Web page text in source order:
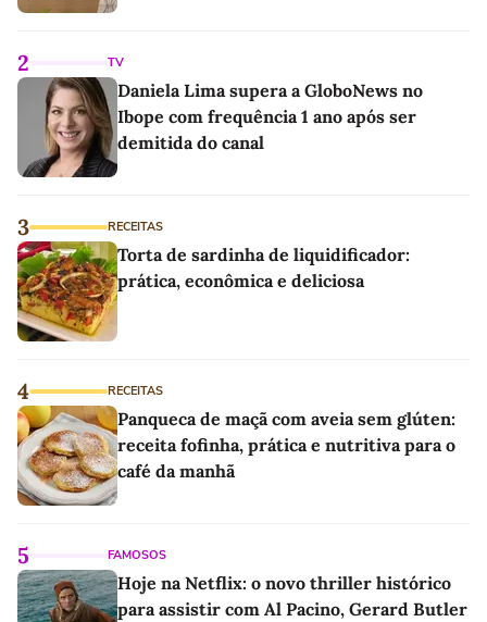
2 TV
Daniela Lima supera a GloboNews no
Ibope com frequência 1 ano após ser
demitida do canal
3 RECEITAS
Torta de sardinha de liquidificador:
prática, econômica e deliciosa
4 RECEITAS
Panqueca de maçã com aveia sem glúten:
receita fofinha, prática e nutritiva para o
café da manhã
5 FAMOSOS
Hoje na Netflix: o novo thriller histórico
para assistir com Al Pacino, Gerard Butler